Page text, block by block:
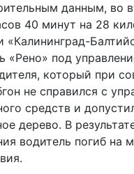
данным, во
40 минут на 28
«Калининград-
«Рено» под
который при
не справился с
средств и
дерево. В
водитель погиб на